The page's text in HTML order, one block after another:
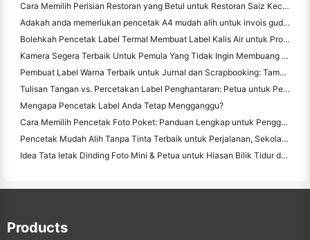
Cara Memilih Perisian Restoran yang Betul untuk Restoran Saiz Kecil atau Pertengahan Anda
Adakah anda memerlukan pencetak A4 mudah alih untuk invois gudang? Apa yang sebenarnya berfungsi
Bolehkah Pencetak Label Termal Membuat Label Kalis Air untuk Produk Perniagaan Kecil?
Kamera Segera Terbaik Untuk Pemula Yang Tidak Ingin Membuang Kertas
Pembuat Label Warna Terbaik untuk Jurnal dan Scrapbooking: Tambah Lebih Banyak Warna ke Setiap Halaman
Tulisan Tangan vs. Percetakan Label Penghantaran: Petua untuk Perniagaan Kecil pada 2026
Mengapa Pencetak Label Anda Tetap Mengganggu?
Cara Memilih Pencetak Foto Poket: Panduan Lengkap untuk Pengguna Jurnal, Perjalanan, dan iPhone
Pencetak Mudah Alih Tanpa Tinta Terbaik untuk Perjalanan, Sekolah, dan Kerja Mudah Alih: Hanin MT620 Pro Review
Idea Tata letak Dinding Foto Mini & Petua untuk Hiasan Bilik Tidur dan Asrama
Products